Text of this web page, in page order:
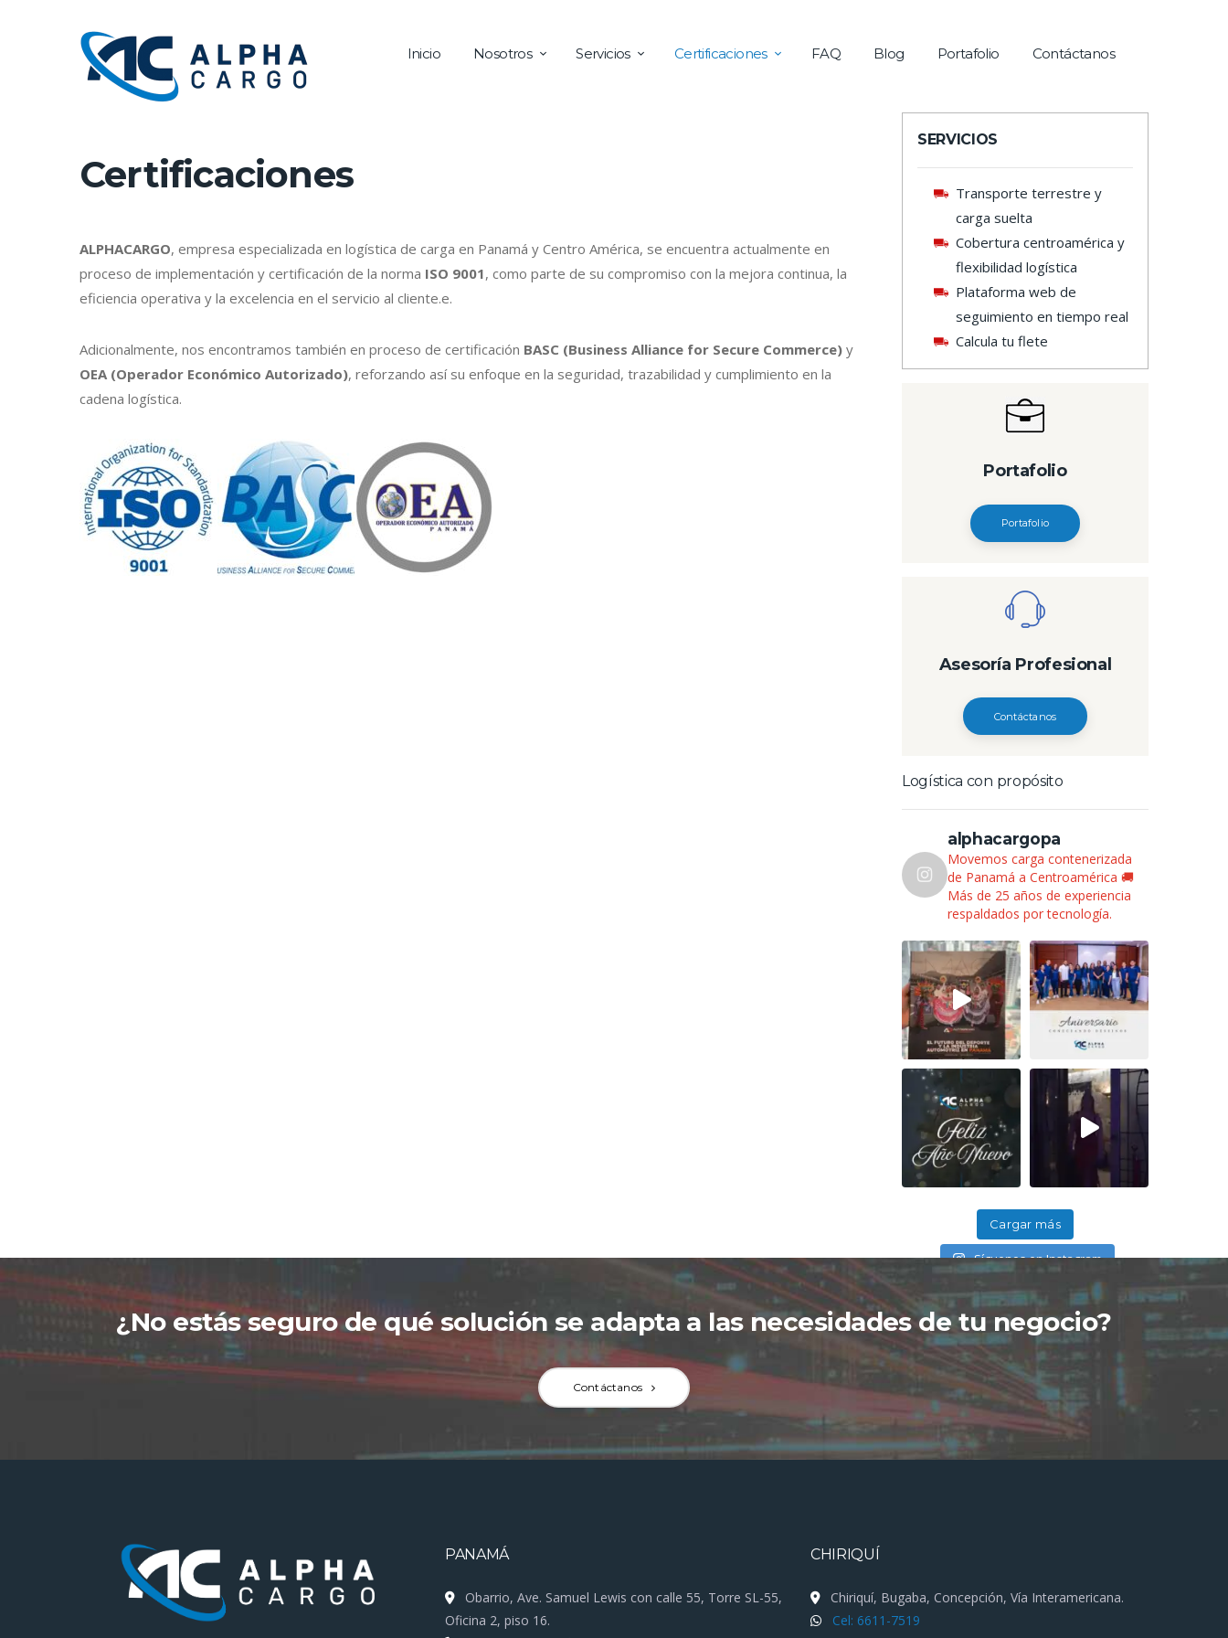
Inicio Nosotros Servicios Certificaciones FAQ Blog Portafolio Contáctanos
Certificaciones
ALPHACARGO, empresa especializada en logística de carga en Panamá y Centro América, se encuentra actualmente en
proceso de implementación y certificación de la norma ISO 9001, como parte de su compromiso con la mejora continua, la
eficiencia operativa y la excelencia en el servicio al cliente.e.
Adicionalmente, nos encontramos también en proceso de certificación BASC (Business Alliance for Secure Commerce) y
OEA (Operador Económico Autorizado), reforzando así su enfoque en la seguridad, trazabilidad y cumplimiento en la
cadena logística.
¿No estás seguro de qué solución se adapta a las necesidades de tu negocio?
Contáctanos
SERVICIOS
Transporte terrestre y
carga suelta
Cobertura centroamérica y
flexibilidad logística
Plataforma web de
seguimiento en tiempo real
Calcula tu flete
Portafolio
Portafolio
Asesoría Profesional
Contáctanos
Logística con propósito
alphacargopa
Movemos carga contenerizada
de Panamá a Centroamérica 🚚
Más de 25 años de experiencia
respaldados por tecnología.
Cargar más
Síguenos en Instagram
PANAMÁ
Obarrio, Ave. Samuel Lewis con calle 55, Torre SL-55,
Oficina 2, piso 16.
CHIRIQUÍ
Chiriquí, Bugaba, Concepción, Vía Interamericana.
Cel: 6611-7519